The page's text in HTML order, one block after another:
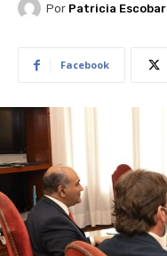
Por Patricia Escobar
Facebook